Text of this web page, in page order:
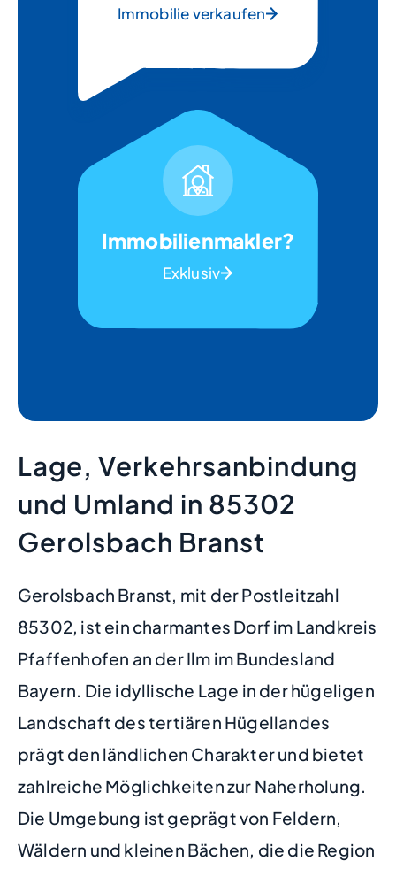
Immobilie verkaufen
Immobilienmakler?
Exklusiv
Lage, Verkehrsanbindung
und Umland in 85302
Gerolsbach Branst
Gerolsbach Branst, mit der Postleitzahl
85302, ist ein charmantes Dorf im Landkreis
Pfaffenhofen an der Ilm im Bundesland
Bayern. Die idyllische Lage in der hügeligen
Landschaft des tertiären Hügellandes
prägt den ländlichen Charakter und bietet
zahlreiche Möglichkeiten zur Naherholung.
Die Umgebung ist geprägt von Feldern,
Wäldern und kleinen Bächen, die die Region